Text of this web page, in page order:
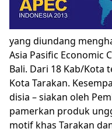
yang diundang
Asia Pasific Economic
Bali. Dari 18 Kab/Kota
Kota Tarakan.
disia – siakan oleh
pamerkan produk
motif khas Tarakan